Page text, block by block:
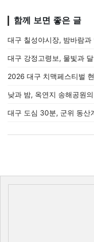
함께 보면 좋은 글
대구 칠성야시장, 밤바람과
대구 강정고령보, 물빛과
2026 대구 치맥페스티벌
낮과 밤, 옥연지 송해공원
대구 도심 30분, 군위 동산